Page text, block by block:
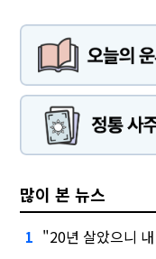
많이 본 뉴스
1 "20년 살았으니